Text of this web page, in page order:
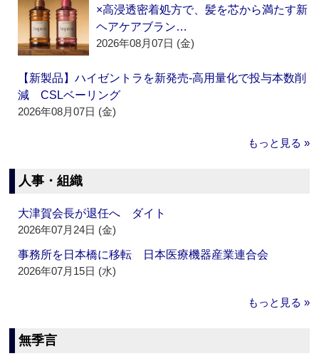
×高浸透密着処方で、髪を芯から満たす新
ヘアケアブラン…
2026年08月07日 (金)
【新製品】ハイゼントラを新発売‐高用量化で投与本数削
減 CSLベーリング
2026年08月07日 (金)
もっと見る »
人事・組織
大津賀会長が退任へ ダイト
2026年07月24日 (金)
事務所を日本橋に移転 日本医療機器産業連合会
2026年07月15日 (水)
もっと見る »
無季言